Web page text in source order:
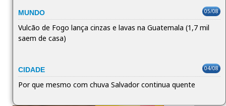
MUNDO 05/08
Vulcão de Fogo lança cinzas e lavas na Guatemala (1,7 mil
saem de casa)
CIDADE 04/08
Por que mesmo com chuva Salvador continua quente